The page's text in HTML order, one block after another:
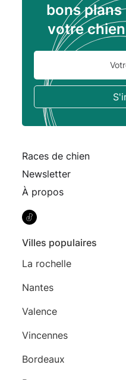
bons
votre
Races de chien
Newsletter
À propos
Villes populaires
La rochelle
Nantes
Valence
Vincennes
Bordeaux